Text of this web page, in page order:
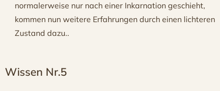
normalerweise nur nach einer Inkarnation geschieht,
kommen nun weitere Erfahrungen durch einen lichteren
Zustand dazu..
Wissen Nr.5